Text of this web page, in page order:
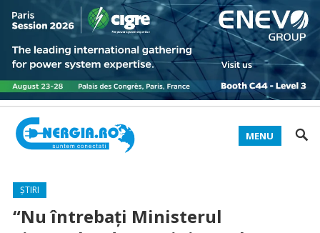
MENU
ȘTIRI
“Nu întrebați Ministerul